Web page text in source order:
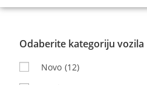
Odaberite kategoriju vozila
Novo (12)